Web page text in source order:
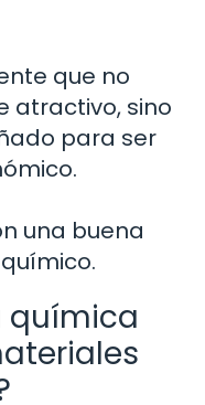
que no
atractivo, sino
para ser
una buena
química